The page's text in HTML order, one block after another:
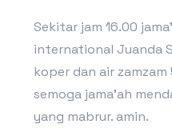
Sekitar jam 16.00
international Juanda
koper dan air zamzam
semoga jama’ah
yang mabrur. amin.